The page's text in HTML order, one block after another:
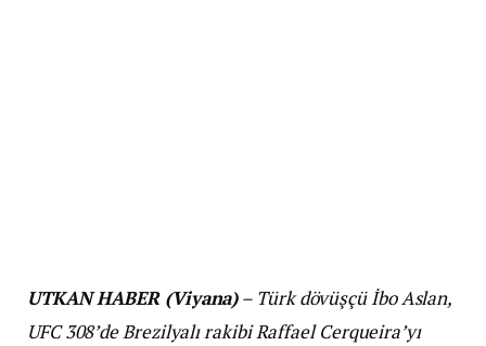
UTKAN HABER (Viyana)– Türk dövüşçü İbo Aslan,
UFC 308’de Brezilyalı rakibi Raffael Cerqueira’yı